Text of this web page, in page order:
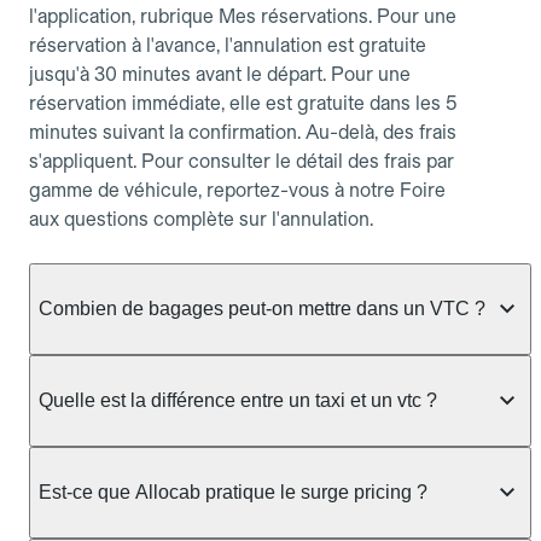
l'application, rubrique Mes réservations. Pour une
réservation à l'avance, l'annulation est gratuite
jusqu'à 30 minutes avant le départ. Pour une
réservation immédiate, elle est gratuite dans les 5
minutes suivant la confirmation. Au-delà, des frais
s'appliquent. Pour consulter le détail des frais par
gamme de véhicule, reportez-vous à notre Foire
aux questions complète sur l'annulation.
Combien de bagages peut-on mettre dans un VTC ?
réservée :
Berline, Green, Berline Affaires, VAO : jusqu'à 3
Moto-taxi : jusqu'à 2 bagages cabine TPMR : 1
bagage
Quelle est la différence entre un taxi et un vtc ?
dans la rue ou à une station, avec un tarif calculé au
Est-ce que Allocab pratique le surge pricing ?